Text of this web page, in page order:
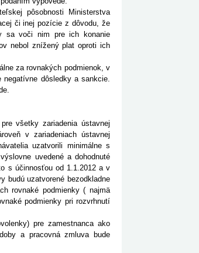
pôsobnosti Ministerstva
či inej pozície z dôvodu, že
sa voči nim pre ich konanie
nebol znížený plat oproti ich
za rovnakých podmienok, v
dôsledky a sankcie.
všetky zariadenia ústavnej
v zariadeniach ústavnej
uzatvorili minimálne s
uvedené a dohodnuté
s účinnosťou od 1.1.2012 a v
budú uzatvorené bezodkladne
rovnaké podmienky ( najmä
podmienky pri rozvrhnutí
pre zamestnanca ako
a pracovná zmluva bude